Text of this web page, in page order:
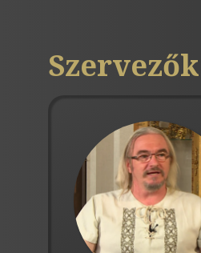
Szervezők